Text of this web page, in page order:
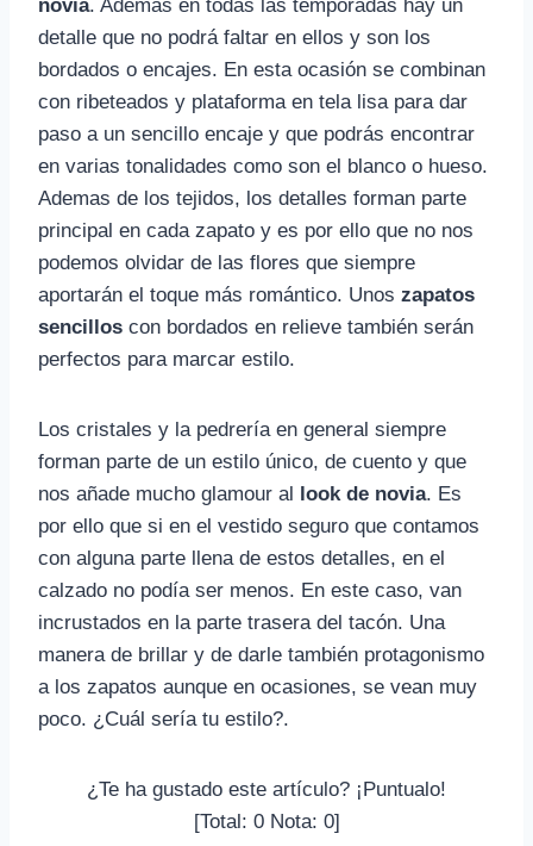
novia. Además en todas las temporadas hay un
detalle que no podrá faltar en ellos y son los
bordados o encajes. En esta ocasión se combinan
con ribeteados y plataforma en tela lisa para dar
paso a un sencillo encaje y que podrás encontrar
en varias tonalidades como son el blanco o hueso.
Ademas de los tejidos, los detalles forman parte
principal en cada zapato y es por ello que no nos
podemos olvidar de las flores que siempre
aportarán el toque más romántico. Unos zapatos
sencillos con bordados en relieve también serán
perfectos para marcar estilo.
Los cristales y la pedrería en general siempre
forman parte de un estilo único, de cuento y que
nos añade mucho glamour al look de novia. Es
por ello que si en el vestido seguro que contamos
con alguna parte llena de estos detalles, en el
calzado no podía ser menos. En este caso, van
incrustados en la parte trasera del tacón. Una
manera de brillar y de darle también protagonismo
a los zapatos aunque en ocasiones, se vean muy
poco. ¿Cuál sería tu estilo?.
¿Te ha gustado este artículo? ¡Puntualo!
[Total: 0Nota: 0]